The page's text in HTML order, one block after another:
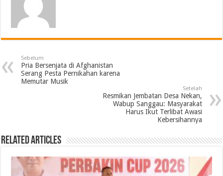
Sebelum
Pria Bersenjata di Afghanistan
Serang Pesta Pernikahan karena
Memutar Musik
Setelah
Resmikan Jembatan Desa Nekan,
Wabup Sanggau: Masyarakat
Harus Ikut Terlibat Awasi
Kebersihannya
Related Articles